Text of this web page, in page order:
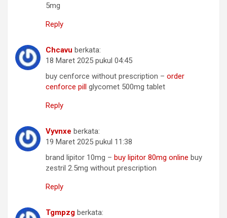
5mg
Reply
Chcavu berkata:
18 Maret 2025 pukul 04:45
buy cenforce without prescription – order
cenforce pill glycomet 500mg tablet
Reply
Vyvnxe berkata:
19 Maret 2025 pukul 11:38
brand lipitor 10mg – buy lipitor 80mg online buy
zestril 2.5mg without prescription
Reply
Tgmpzg berkata: